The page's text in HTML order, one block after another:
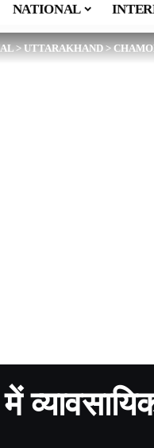
NATIONAL
>UTTARAKHAND>
में